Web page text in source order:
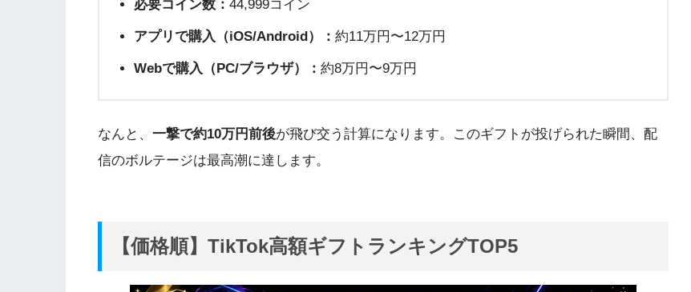
必要コイン数： 44,999コイン
アプリで購入（iOS/Android）： 約11万円〜12万円
Webで購入（PC/ブラウザ）： 約8万円〜9万円
なんと、 一撃で約10万円前後が飛び交う計算になります。このギフトが投げられた瞬間、配
信のボルテージは最高潮に達します。
【価格順】TikTok高額ギフトランキングTOP5